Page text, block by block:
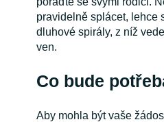
pravidelně splácet, lehce
dluhové spirály, z níž
ven.
Co bude
Aby mohla být vaše